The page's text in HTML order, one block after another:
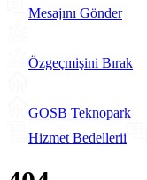
Mesajını Gönder
Özgeçmişini Bırak
GOSB Teknopark
Hizmet Bedellerii